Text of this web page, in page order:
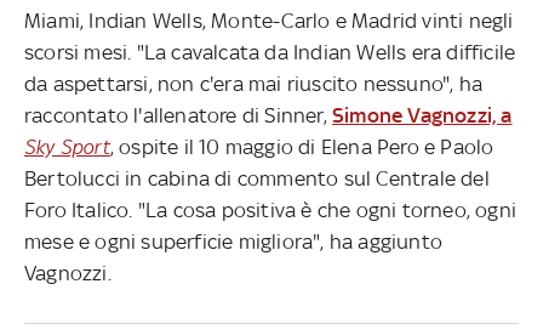
Miami, Indian Wells, Monte-Carlo e Madrid vinti negli
scorsi mesi. "La cavalcata da Indian Wells era difficile
da aspettarsi, non c'era mai riuscito nessuno", ha
raccontato l'allenatore di Sinner, Simone Vagnozzi, a
Sky Sport, ospite il 10 maggio di Elena Pero e Paolo
Bertolucci in cabina di commento sul Centrale del
Foro Italico. "La cosa positiva è che ogni torneo, ogni
mese e ogni superficie migliora", ha aggiunto
Vagnozzi.